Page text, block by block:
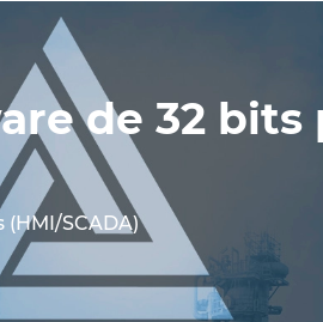
de 32 bits
SCADA)